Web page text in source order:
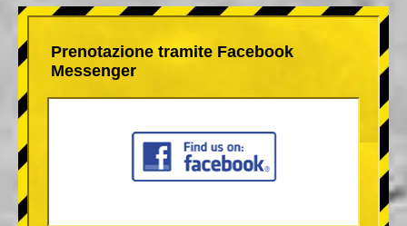
Prenotazione tramite Facebook
Messenger